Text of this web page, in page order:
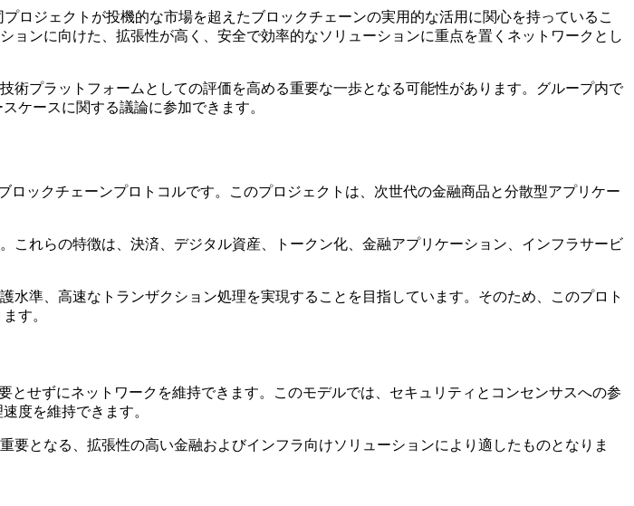
ロジェクトが投機的な市場を超えたブロックチェーンの実用的な活用に関心を持っているこ
ンに向けた、拡張性が高く、安全で効率的なソリューションに重点を置くネットワークとし
プラットフォームとしての評価を高める重要な一歩となる可能性があります。グループ内で
ケースに関する議論に参加できます。
ロックチェーンプロトコルです。このプロジェクトは、次世代の金融商品と分散型アプリケー
れらの特徴は、決済、デジタル資産、トークン化、金融アプリケーション、インフラサービ
準、高速なトランザクション処理を実現することを目指しています。そのため、このプロト
す。
とせずにネットワークを維持できます。このモデルでは、セキュリティとコンセンサスへの参
度を維持できます。
となる、拡張性の高い金融およびインフラ向けソリューションにより適したものとなりま